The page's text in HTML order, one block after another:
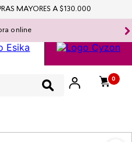
online
0
MAYORES A $130.000